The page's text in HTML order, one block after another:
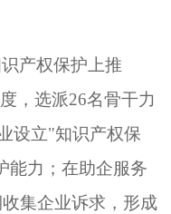
产权保护上推
，选派26名骨干力
设立"知识产权保
能力；在助企服务
集企业诉求，形成